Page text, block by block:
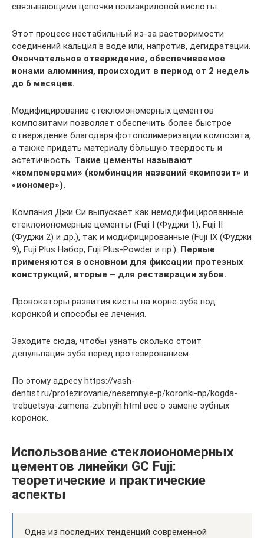
связывающими цепочки полиакриловой кислоты.
Этот процесс нестабильный из-за растворимости
соединений кальция в воде или, напротив, дегидратации.
Окончательное отверждение, обеспечиваемое
ионами алюминия, происходит в период от 2 недель
до 6 месяцев.
Модифицирование стеклоиономерных цементов
композитами позволяет обеспечить более быстрое
отверждение благодаря фотополимеризации композита,
а также придать материалу бо̀льшую твердость и
эстетичность. Такие цементы называют
«компомерами» (комбинация названий «композит» и
«иономер»).
Компания Джи Си выпускает как немодифицированные
стеклоиономерные цементы (Fuji I (Фуджи 1), Fuji II
(Фуджи 2) и др.), так и модифицированные (Fuji IX (Фуджи
9), Fuji Plus Набор, Fuji Plus-Powder и пр.). Первые
применяются в основном для фиксации протезных
конструкций, вторые – для реставрации зубов.
Провокаторы развития кисты на корне зуба под
коронкой и способы ее лечения.
Заходите сюда, чтобы узнать сколько стоит
депульпация зуба перед протезированием.
По этому адресу https://vash-
dentist.ru/protezirovanie/nesemnyie-p/koronki-np/kogda-
trebuetsya-zamena-zubnyih.html все о замене зубных
коронок.
Использование стеклоиономерных
цементов линейки GC Fuji:
теоретические и практические
аспекты
Одна из последних тенденций современной